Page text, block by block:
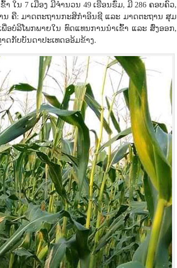
ໃນ 7 ເມືອງ ມີຈຳນວນ 49 ເຮືອນຮົ່ມ, ມີ 286 ຄອບຄົວ,
ນ ຄື: ມາດຕະຖານກະສິກຳອິນຊີ ແລະ ມາດຕະຖານ ສຸມ
ອບໍລິໂພກພາຍໃນ ທົດແທນການນໍາເຂົ້າ ແລະ ສົ່ງອອກ,
ດກັບບັນດາປະເທດອອ້ມຂ້າງ.